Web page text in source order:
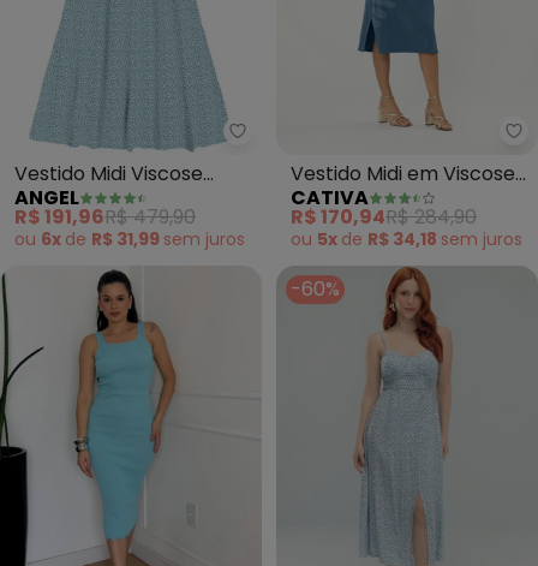
Angel - Vestido Midi Viscose
Vestido Midi Viscose
Estampada (Azul)
ANGEL
R$ 191,96R$ 479,90
ou 6x de R$ 31,99 sem juros
Vestido Midi em Viscose
(Azul)
CATIVA
R$ 170,94R$ 284,90
ou 5x de R$ 34,18 sem juros
-60%